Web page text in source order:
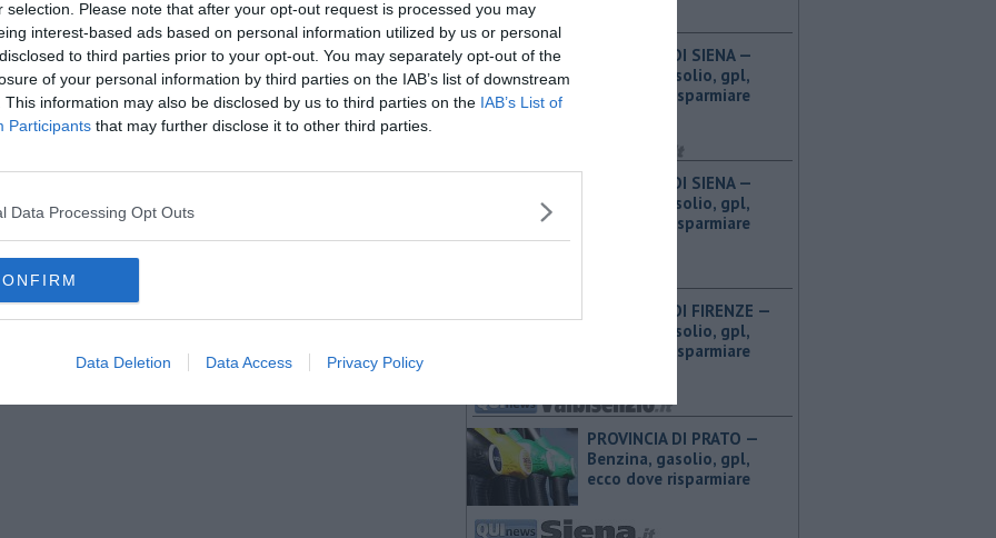
selection. Please note that after your opt-out request is processed you may
interest-based ads based on personal information utilized by us or personal
to third parties prior to your opt-out. You may separately opt-out of the
of your personal information by third parties on the IAB’s list of downstream
This information may also be disclosed by us to third parties on the IAB’s List of
Participants that may further disclose it to other third parties.
Data Processing Opt Outs
Data Deletion Data Access Privacy Policy
PROVINCIA DI SIENA — ​
Benzina, gasolio, gpl,
ecco dove risparmiare
PROVINCIA DI SIENA — ​
Benzina, gasolio, gpl,
ecco dove risparmiare
PROVINCIA DI FIRENZE — ​
Benzina, gasolio, gpl,
ecco dove risparmiare
PROVINCIA DI PRATO — ​
Benzina, gasolio, gpl,
ecco dove risparmiare